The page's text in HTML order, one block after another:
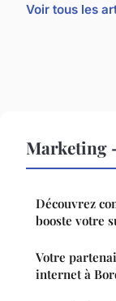
Voir tous les
Marketing
Découvrez
booste votre
Votre
internet à